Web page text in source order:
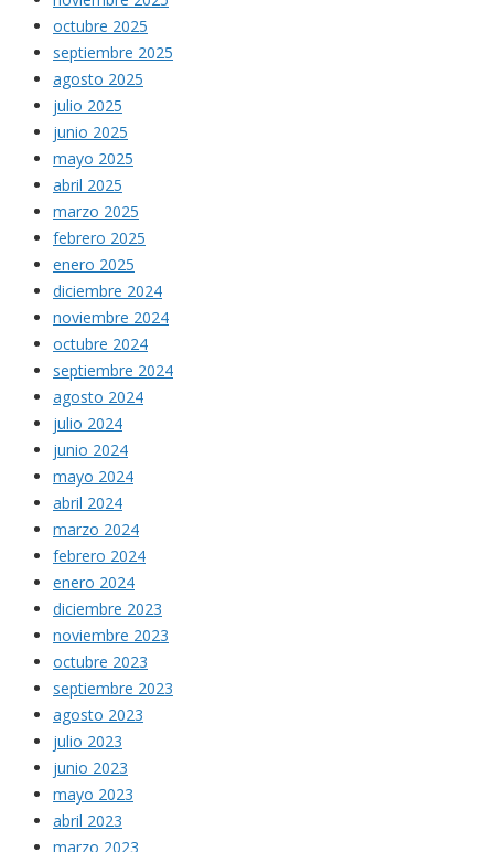
octubre 2025
septiembre 2025
agosto 2025
julio 2025
junio 2025
mayo 2025
abril 2025
marzo 2025
febrero 2025
enero 2025
diciembre 2024
noviembre 2024
octubre 2024
septiembre 2024
agosto 2024
julio 2024
junio 2024
mayo 2024
abril 2024
marzo 2024
febrero 2024
enero 2024
diciembre 2023
noviembre 2023
octubre 2023
septiembre 2023
agosto 2023
julio 2023
junio 2023
mayo 2023
abril 2023
marzo 2023